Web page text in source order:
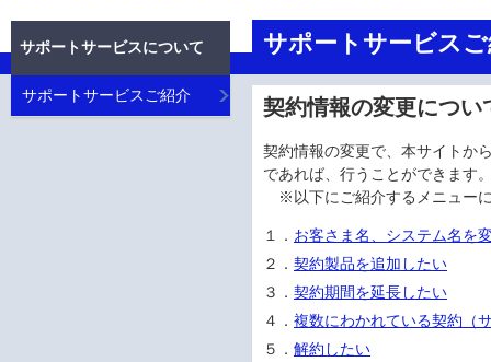
サポートサービス
契約情報の変更につい
契約情報の変更で、本サイトか
であれば、行うことができます
※以下にご紹介するメニュー
１． お客さま名、システム名を
２．契約製品を追加したい
３．契約期間を延長したい
４．複数にわかれている契約（
５．解約したい
サポートサービスについて
サポートサービスご紹介